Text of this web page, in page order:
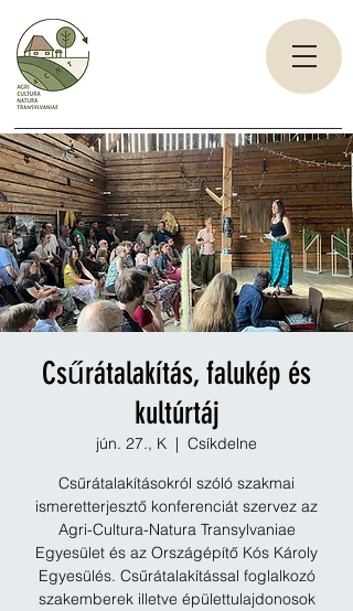
Csűrátalakítás, falukép és
kultúrtáj
jún. 27., K
  |
Csíkdelne
Csűrátalakításokról szóló szakmai
ismeretterjesztő konferenciát szervez az
Agri-Cultura-Natura Transylvaniae
Egyesület és az Országépítő Kós Károly
Egyesülés. Csűrátalakítással foglalkozó
szakemberek illetve épülettulajdonosok